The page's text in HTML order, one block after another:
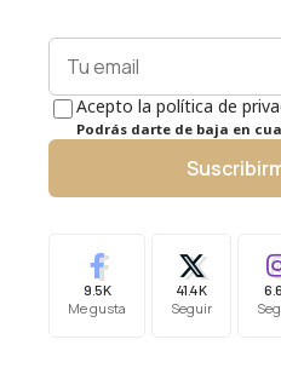
Acepto la política de
Podrás darte de baja en
9.5K
Me gusta
41.4K
Seguir